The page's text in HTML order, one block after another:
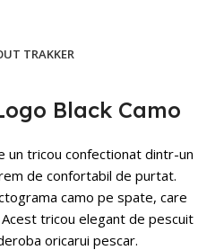
TRAKKER
Black Camo
un tricou confectionat dintr-un
de confortabil de purtat.
camo pe spate, care
tricou elegant de pescuit
oricarui pescar.